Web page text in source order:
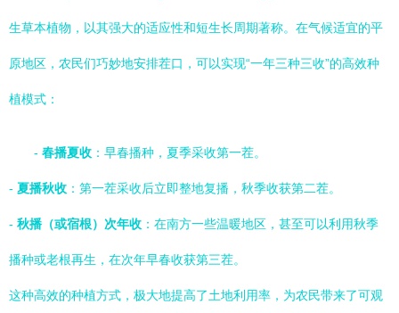
生草本植物，以其强大的适应性和短生长周期著称。在气候适宜的平
原地区，农民们巧妙地安排茬口，可以实现“一年三种三收”的高效种
植模式：
- 春播夏收 ：早春播种，夏季采收第一茬。
- 夏播秋收 ：第一茬采收后立即整地复播，秋季收获第二茬。
- 秋播（或宿根）次年收 ：在南方一些温暖地区，甚至可以利用秋季
播种或老根再生，在次年早春收获第三茬。
这种高效的种植方式，极大地提高了土地利用率，为农民带来了可观